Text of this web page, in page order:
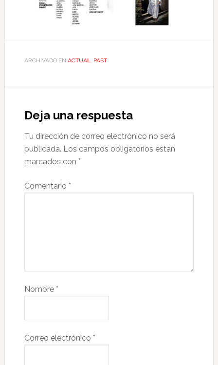
ARCHIVADO EN:ACTUAL PAST
Deja una respuesta
Tu dirección de correo electrónico no será
publicada. Los campos obligatorios están
marcados con *
Comentario *
Nombre *
Correo electrónico *